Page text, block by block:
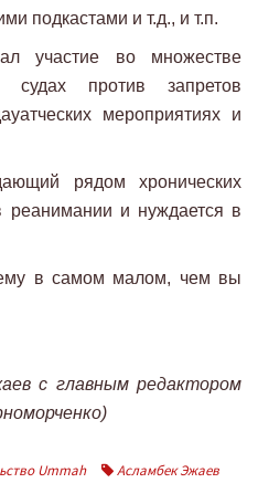
подкастами и т.д., и т.п.
участие во множестве
судах против запретов
мероприятиях и
рядом хронических
реанимании и нуждается в
в самом малом, чем вы
с главным редактором
Ummah
Асламбек Эжаев